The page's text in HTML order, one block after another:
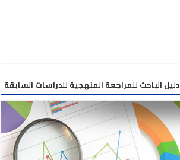
دليل الباحث للمراجعة المنهجية للدراسات السابقة